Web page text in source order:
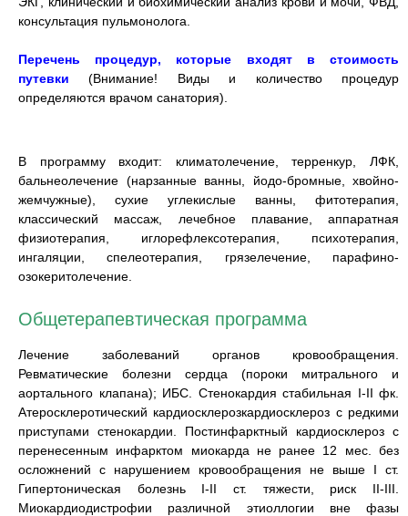
консультация пульмонолога.
Перечень процедур, которые входят в стоимость
путевки
(Внимание! Виды и количество процедур
определяются врачом санатория).
В программу входит: климатолечение, терренкур, ЛФК,
бальнеолечение (нарзанные ванны, йодо-бромные, хвойно-
жемчужные), сухие углекислые ванны, фитотерапия,
классический массаж, лечебное плавание, аппаратная
физиотерапия, иглорефлексотерапия, психотерапия,
ингаляции, спелеотерапия, грязелечение, парафино-
озокеритолечение.
Общетерапевтическая программа
Лечение заболеваний органов кровообращения.
Ревматические болезни сердца (пороки митрального и
аортального клапана); ИБС. Стенокардия стабильная I-II фк.
Атеросклеротический кардиосклерозкардиосклероз с редкими
приступами стенокардии. Постинфарктный кардиосклероз с
перенесенным инфарктом миокарда не ранее 12 мес. без
осложнений с нарушением кровообращения не выше I ст.
Гипертоническая болезнь I-II ст. тяжести, риск II-III.
Миокардиодистрофии различной этиоллогии вне фазы